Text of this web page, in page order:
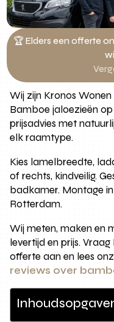
🏆 Elders een offerte
Wij zijn Kronos
Bamboe jaloezieën
prijsadvies met
elk raamtype.
Kies lamelbreedte,
of rechts, kindveilig.
badkamer. Montage
Rotterdam.
Wij meten, maken en
levertijd en prijs.
offerte aan en lees
reviews over